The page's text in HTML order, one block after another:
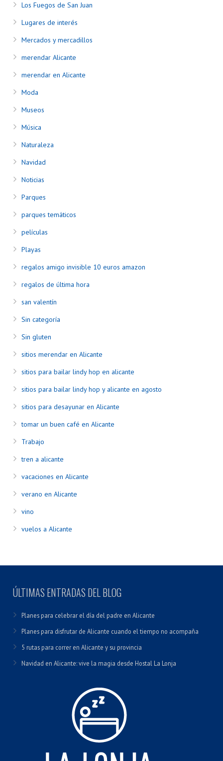
Los Fuegos de San Juan
Lugares de interés
Mercados y mercadillos
merendar Alicante
merendar en Alicante
Moda
Museos
Música
Naturaleza
Navidad
Noticias
Parques
parques temáticos
películas
Playas
regalos amigo invisible 10 euros amazon
regalos de última hora
san valentín
Sin categoría
Sin gluten
sitios merendar en Alicante
sitios para bailar lindy hop en alicante
sitios para bailar lindy hop y alicante en agosto
sitios para desayunar en Alicante
tomar un buen café en Alicante
Trabajo
tren a alicante
vacaciones en Alicante
verano en Alicante
vino
vuelos a Alicante
ÚLTIMAS ENTRADAS DEL BLOG
Planes para celebrar el día del padre en Alicante
Planes para disfrutar de Alicante cuando el tiempo no acompaña
5 rutas para correr en Alicante y su provincia
Navidad en Alicante: vive la magia desde Hostal La Lonja